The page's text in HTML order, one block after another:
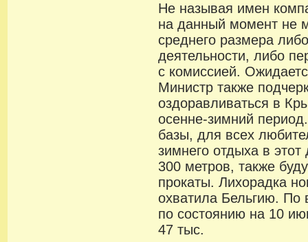
Не называя имен
на данный момент не
среднего размера
деятельности, либо
с комиссией.
Министр также
оздоравливаться в
осенне-зимний
базы, для всех
зимнего отдыха в этот
300 метров, также
прокаты. Лихорадка
охватила Бельгию. По
по состоянию на 10
47 тыс.